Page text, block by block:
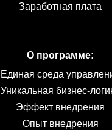
Заработная плата
О программе:
Единая среда
Уникальная бизнес-
Эффект внедрения
Опыт внедрения